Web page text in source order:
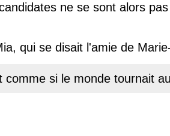
ne se sont alors
qui se disait l'amie de
comme si le monde tournait